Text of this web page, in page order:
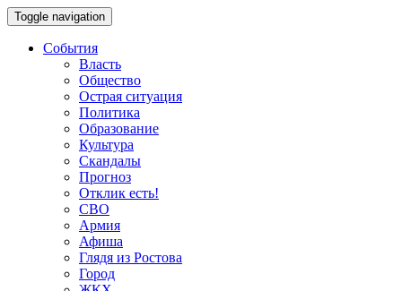
Toggle navigation
События
Власть
Общество
Острая ситуация
Политика
Образование
Культура
Скандалы
Прогноз
Отклик есть!
СВО
Армия
Афиша
Глядя из Ростова
Город